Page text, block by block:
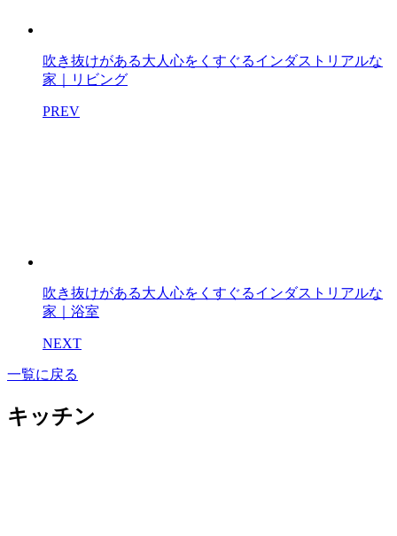
吹き抜けがある大人心をくすぐるインダストリアルな
家｜リビング
PREV
吹き抜けがある大人心をくすぐるインダストリアルな
家｜浴室
NEXT
一覧に戻る
キッチン